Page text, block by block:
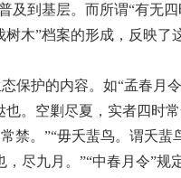
及到基层。而所谓“有无四
木”档案的形成，反映了
保护的内容。如“孟春月
。空剿尽夏，实者四时
禁。”“毋夭蜚鸟。谓夭蜚
尽九月。”“中春月令”规